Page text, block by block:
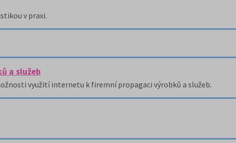
v praxi.
a služeb
využití internetu k firemní propagaci výrobků a služeb.